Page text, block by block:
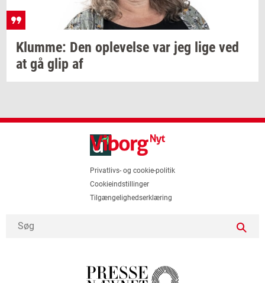
Klum­me: Den op­le­vel­se var jeg lige ved
at gå glip af
Privatlivs- og cookie-politik
Cookieindstillinger
Tilgængelighedserklæring